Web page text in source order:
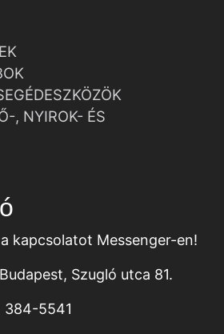
, NYIROK- ÉS
kapcsolatot Messenger-en!
Szugló utca 81.
384-5541